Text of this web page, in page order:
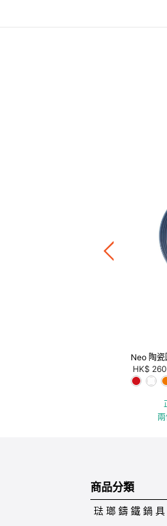
Neo 陶瓷
HK$
商品分類
琺 瑯 鑄 鐵 鍋 具